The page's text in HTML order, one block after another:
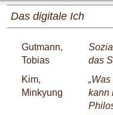
Das digitale Ich
Gutmann,
Tobias
das
Kim,
Minkyung
kann